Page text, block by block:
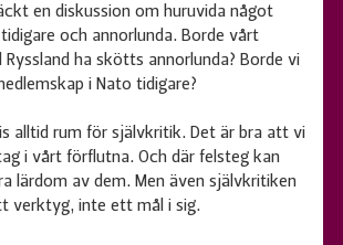
en diskussion om huruvida något
och annorlunda. Borde vårt
Ryssland ha skötts annorlunda? Borde vi
i Nato tidigare?
alltid rum för självkritik. Det är bra att vi
i vårt förflutna. Och där felsteg kan
lärdom av dem. Men även självkritiken
verktyg, inte ett mål i sig.